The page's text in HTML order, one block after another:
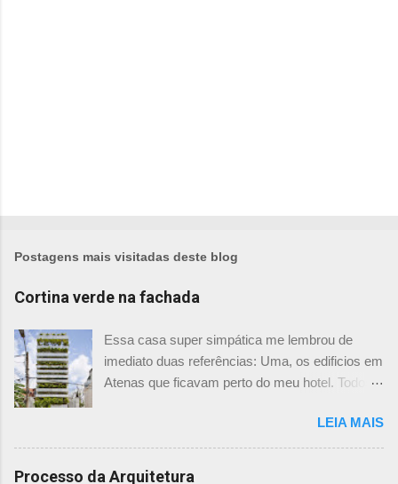
Postagens mais visitadas deste blog
Cortina verde na fachada
Essa casa super simpática me lembrou de
imediato duas referências: Uma, os edificios em
Atenas que ficavam perto do meu hotel. Todos
ficassem tão simpáticos! Mas olhando com
mais foco, me veio a segunda referência. Na
verdade as fachadas da frente e fundos são
LEIA MAIS
Processo da Arquitetura